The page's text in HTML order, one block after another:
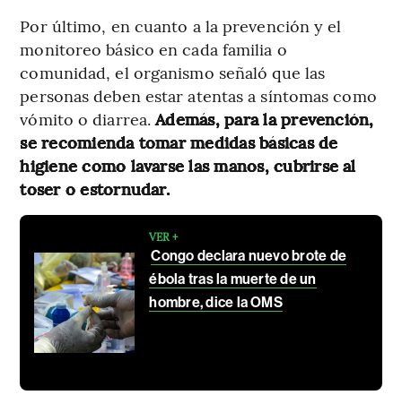
Por último, en cuanto a la prevención y el
monitoreo básico en cada familia o
comunidad, el organismo señaló que las
personas deben estar atentas a síntomas como
vómito o diarrea.Además, para la prevención,
se recomienda tomar medidas básicas de
higiene como lavarse las manos, cubrirse al
toser o estornudar.
VER +
Congo declara nuevo brote de
ébola tras la muerte de un
hombre, dice la OMS